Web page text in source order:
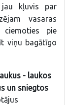
kļuvis par
vasaras
ciemoties pie
viņu bagātīgo
- laukos
un sniegtos